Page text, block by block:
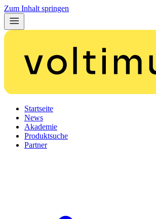
Zum Inhalt springen
Startseite
News
Akademie
Produktsuche
Partner